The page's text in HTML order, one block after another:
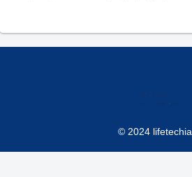
© 2024 lifetechia.